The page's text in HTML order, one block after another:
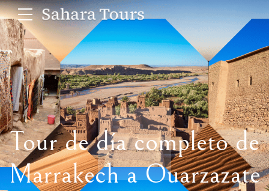
Tour de día completo de
Marrakech a Ouarzazate